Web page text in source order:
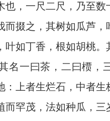
，一尺二尺，乃至数
而掇之，其树如瓜芦，
叶如丁香，根如胡桃。
名一曰茶，二曰槚，
：上者生烂石，中者生
而罕茂，法如种瓜，三